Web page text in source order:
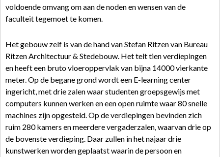
voldoende omvang om aan de noden en wensen van de
faculteit tegemoet te komen.
Het gebouw zelf is van de hand van Stefan Ritzen van Bureau
Ritzen Architectuur & Stedebouw. Het telt tien verdiepingen
en heeft een bruto vloeroppervlak van bijna 14000 vierkante
meter. Op de begane grond wordt een E-learning center
ingericht, met drie zalen waar studenten groepsgewijs met
computers kunnen werken en een open ruimte waar 80 snelle
machines zijn opgesteld. Op de verdiepingen bevinden zich
ruim 280 kamers en meerdere vergaderzalen, waarvan drie op
de bovenste verdieping. Daar zullen in het najaar drie
kunstwerken worden geplaatst waarin de persoon en